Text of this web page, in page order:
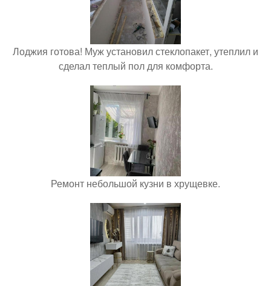
Лоджия готова! Муж установил стеклопакет, утеплил и
сделал теплый пол для комфорта.
Ремонт небольшой кузни в хрущевке.